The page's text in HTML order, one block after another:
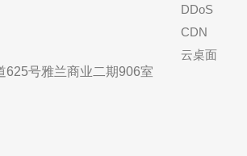
625号雅兰商业二期906室
DDoS
CDN
云桌面